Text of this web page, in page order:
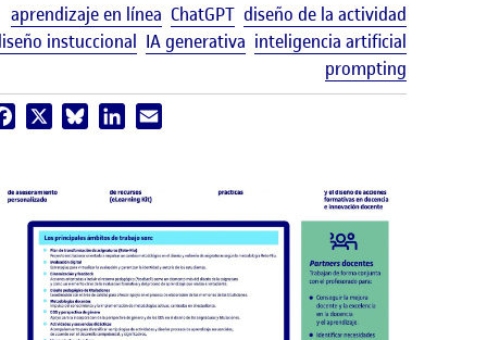
aprendizaje en línea ChatGPT diseño de la actividad
instuccional IA generativa inteligencia artificial
prompting
Facebook Bluesky LinkedIn